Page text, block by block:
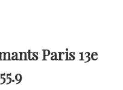
Paris 13e